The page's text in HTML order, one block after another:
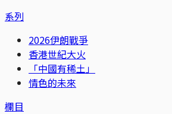
系列
2026伊朗戰爭
香港世紀大火
「中國有稀土」
情色的未來
欄目